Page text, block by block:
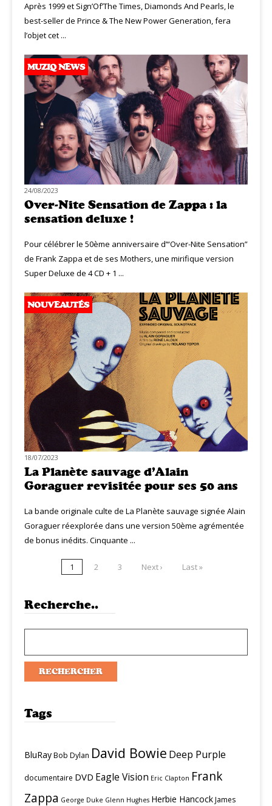
Après 1999 et Sign’Of’The Times, Diamonds And Pearls, le
best-seller de Prince & The New Power Generation, fera
l’objet cet ...
MUZIQ NEWS
24/08/2023
Over-Nite Sensation de Zappa : la
sensation deluxe !
Pour célébrer le 50ème anniversaire d’“Over-Nite Sensation”
de Frank Zappa et de ses Mothers, une mirifique version
Super Deluxe de 4 CD + 1 ...
NOUVEAUTÉS
18/07/2023
La Planète sauvage d’Alain
Goraguer revisitée pour ses 50 ans
La bande originale culte de La Planète sauvage signée Alain
Goraguer réexplorée dans une version 50ème agrémentée
de bonus inédits. Cinquante ...
1 2 3 Next › Last »
Recherche..
Tags
BluRayBob Dylan David Bowie Deep Purple
documentaire DVD Eagle Vision Eric Clapton Frank
Zappa George Duke Glenn Hughes Herbie HancockJames